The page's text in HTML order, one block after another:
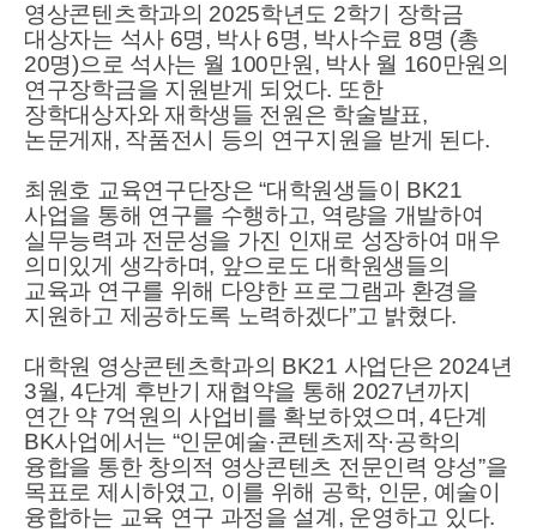
영상콘텐츠학과의 2025학년도 2학기 장학금
대상자는 석사 6명, 박사 6명, 박사수료 8명 (총
20명)으로 석사는 월 100만원, 박사 월 160만원의
연구장학금을 지원받게 되었다. 또한
장학대상자와 재학생들 전원은 학술발표,
논문게재, 작품전시 등의 연구지원을 받게 된다.
최원호 교육연구단장은 “대학원생들이 BK21
사업을 통해 연구를 수행하고, 역량을 개발하여
실무능력과 전문성을 가진 인재로 성장하여 매우
의미있게 생각하며, 앞으로도 대학원생들의
교육과 연구를 위해 다양한 프로그램과 환경을
지원하고 제공하도록 노력하겠다”고 밝혔다.
대학원 영상콘텐츠학과의 BK21 사업단은 2024년
3월, 4단계 후반기 재협약을 통해 2027년까지
연간 약 7억원의 사업비를 확보하였으며, 4단계
BK사업에서는 “인문예술·콘텐츠제작·공학의
융합을 통한 창의적 영상콘텐츠 전문인력 양성”을
목표로 제시하였고, 이를 위해 공학, 인문, 예술이
융합하는 교육 연구 과정을 설계, 운영하고 있다.